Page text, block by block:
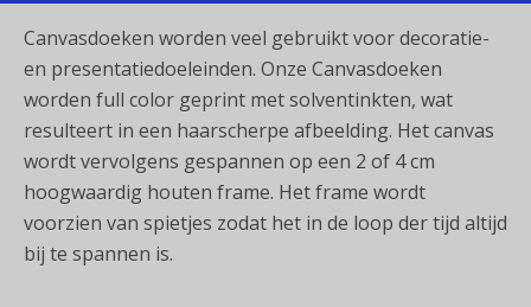
Canvasdoeken worden veel gebruikt voor decoratie-
en presentatiedoeleinden. Onze Canvasdoeken
worden full color geprint met solventinkten, wat
resulteert in een haarscherpe afbeelding. Het canvas
wordt vervolgens gespannen op een 2 of 4 cm
hoogwaardig houten frame. Het frame wordt
voorzien van spietjes zodat het in de loop der tijd altijd
bij te spannen is.